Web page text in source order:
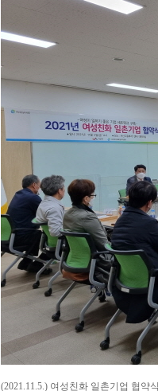
(2021.11.5.) 여성친화 일촌기업 협약